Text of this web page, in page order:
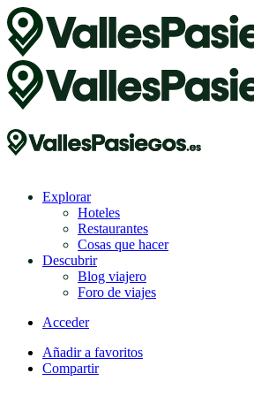
Explorar
Hoteles
Restaurantes
Cosas que hacer
Descubrir
Blog viajero
Foro de viajes
Acceder
Añadir a favoritos
Compartir